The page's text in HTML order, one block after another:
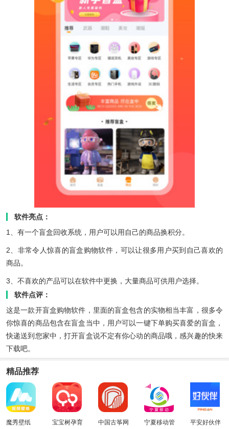
软件亮点：
1、有一个盲盒回收系统，用户可以用自己的商品换积分。
2、非常令人惊喜的盲盒购物软件，可以让很多用户买到自己喜欢的
商品。
3、不喜欢的产品可以在软件中更换，大量商品可供用户选择。
软件点评：
这是一款开盲盒购物软件，里面的盲盒包含的实物相当丰富，很多令
你惊喜的商品包含在盲盒当中，用户可以一键下单购买喜爱的盲盒，
快递送到您家中，打开盲盒说不定有你心动的商品哦，感兴趣的快来
下载吧。
精品推荐
魔秀壁纸 宝宝树孕育 中国古筝网
宁夏移动管
平安好伙伴